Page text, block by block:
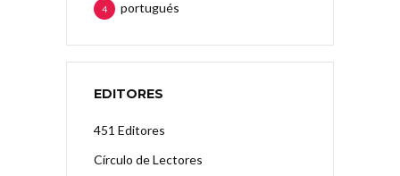
portugués
4
EDITORES
451 Editores
Círculo de Lectores